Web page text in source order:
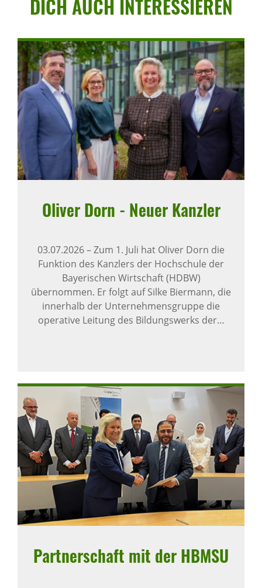
DICH AUCH INTER­ES­SIEREN
Oliver Dorn - Neuer Kanzler
03.07.2026–Zum 1. Juli hat Oliver Dorn die
Funktion des Kanzlers der Hochschule der
Bayerischen Wirtschaft (HDBW)
übernommen. Er folgt auf Silke Biermann, die
innerhalb der Unternehmensgruppe die
operative Leitung des Bildungswerks der…
Part­ner­schaft mit der HBMSU